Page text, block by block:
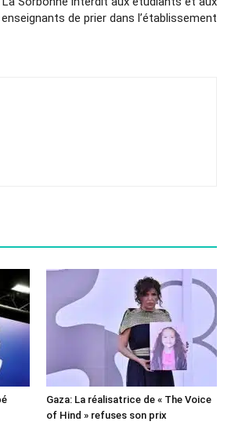
enseignants de prier dans l’établissement
Gaza: La réalisatrice de « The Voice
of Hind » refuses son prix